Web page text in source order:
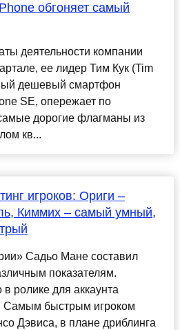
обгоняет самый
деятельности компании
ее лидер Тим Кук (Tim
дешевый смартфон
SE, опережает по
дорогие флагманы из
кв...
игроков: Ориги –
Киммих – самый умный,
Садьо Мане составил
показателям.
ролике для аккаунта
Самым быстрым игроком
Дэвиса, в плане дриблинга